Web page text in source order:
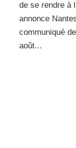
de se rendre à
annonce
communiqué
août...